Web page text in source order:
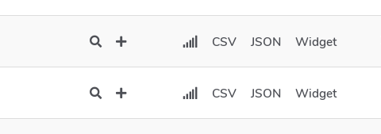
CSV JSON Widget
CSV JSON Widget